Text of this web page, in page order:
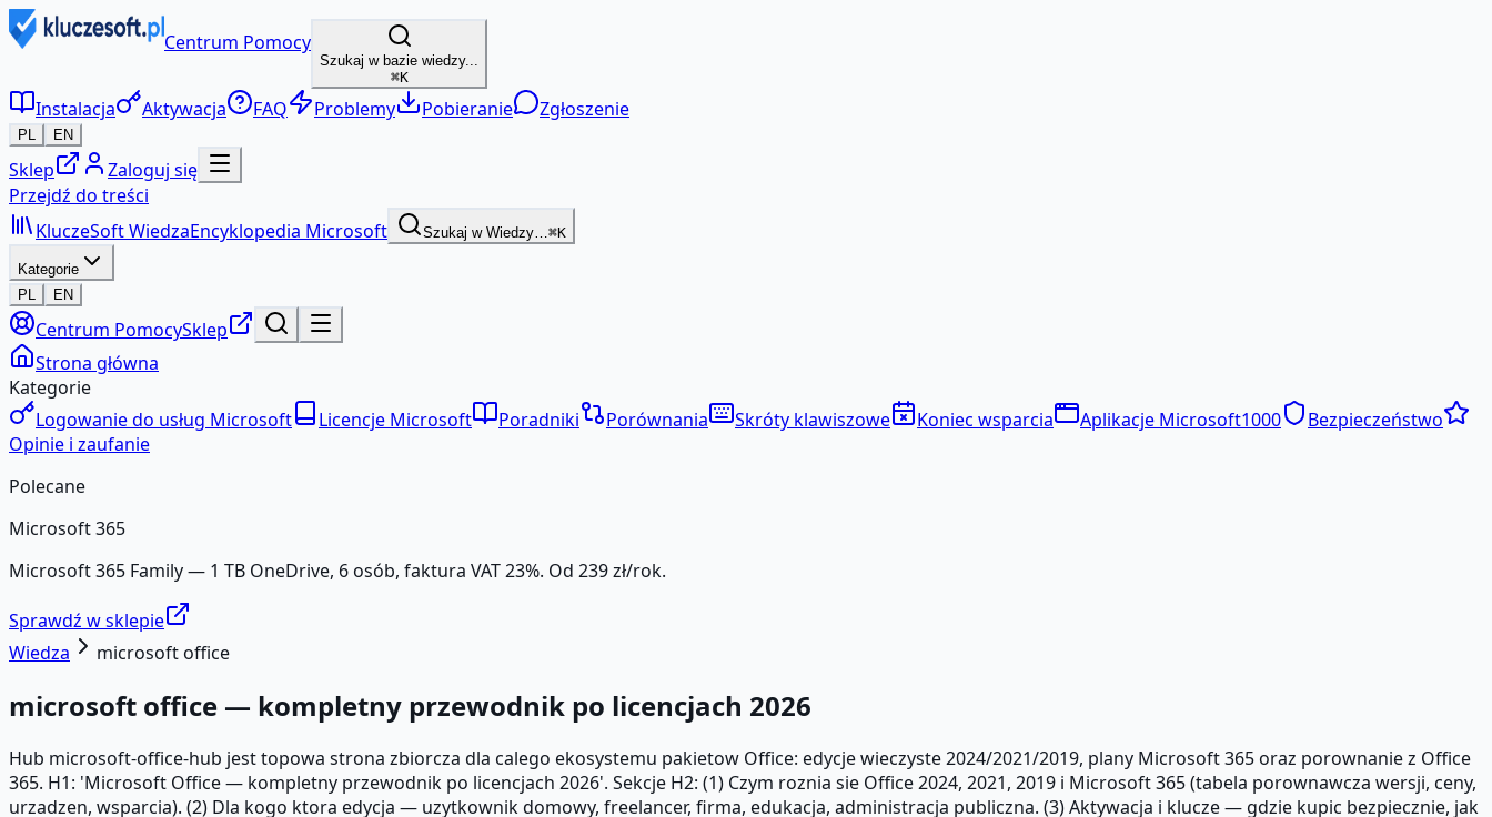
Centrum Pomocy
Szukaj w bazie wiedzy...
⌘K
Instalacja Aktywacja FAQ Problemy Pobieranie Zgłoszenie
PL EN
Sklep
Zaloguj się
Przejdź do treści
KluczeSoftWiedzaEncyklopedia Microsoft Szukaj w Wiedzy…⌘K
Kategorie
PL
EN
Centrum PomocySklep
Strona główna
Kategorie
Logowanie do usług Microsoft
Licencje Microsoft Poradniki Porównania Skróty klawiszowe Koniec wsparcia Aplikacje Microsoft1000
Bezpieczeństwo
Opinie i zaufanie
Polecane
Microsoft 365
Microsoft 365 Family — 1 TB OneDrive, 6 osób, faktura VAT 23%. Od 239 zł/rok.
Sprawdź w sklepie
Wiedza
microsoft office
microsoft office — kompletny przewodnik po licencjach 2026
Hub microsoft-office-hub jest topowa strona zbiorcza dla calego ekosystemu pakietow Office: edycje wieczyste 2024/2021/2019, plany Microsoft 365 oraz porownanie z Office
365. H1: 'Microsoft Office — kompletny przewodnik po licencjach 2026'. Sekcje H2: (1) Czym roznia sie Office 2024, 2021, 2019 i Microsoft 365 (tabela porownawcza wersji, ceny,
urzadzen, wsparcia). (2) Dla kogo ktora edycja — uzytkownik domowy, freelancer, firma, edukacja, administracja publiczna. (3) Aktywacja i klucze — gdzie kupic bezpiecznie, jak